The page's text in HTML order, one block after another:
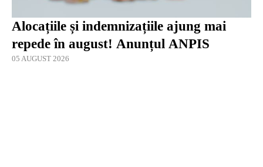
Alocațiile și indemnizațiile ajung mai
repede în august! Anunțul ANPIS
05 AUGUST 2026